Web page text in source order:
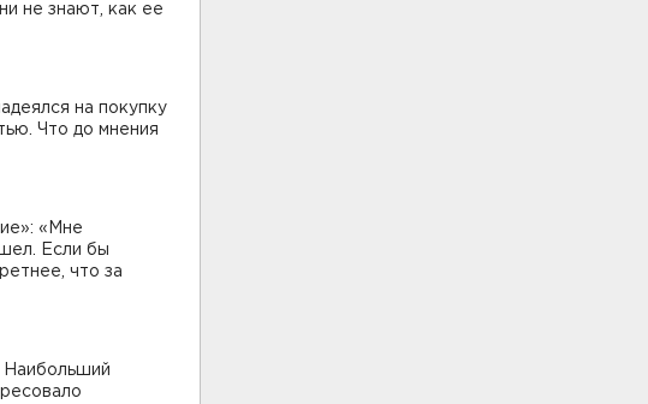
не знают, как ее
на покупку
Что до мнения
«Мне
Если бы
что за
Наибольший